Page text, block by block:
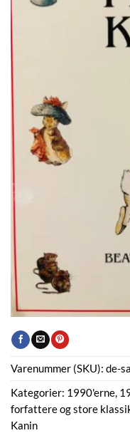
Varenummer (SKU): de-
Kategorier: 1990'erne,
forfattere og store
Kanin